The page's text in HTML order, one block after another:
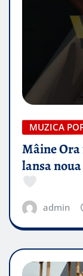
MUZICA
Mâine Ora
lansa
admin